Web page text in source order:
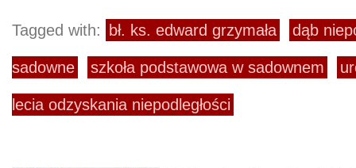
Tagged with: bł. ks. edward grzymała dąb
sadowne szkoła podstawowa w sadownem
lecia odzyskania niepodległości